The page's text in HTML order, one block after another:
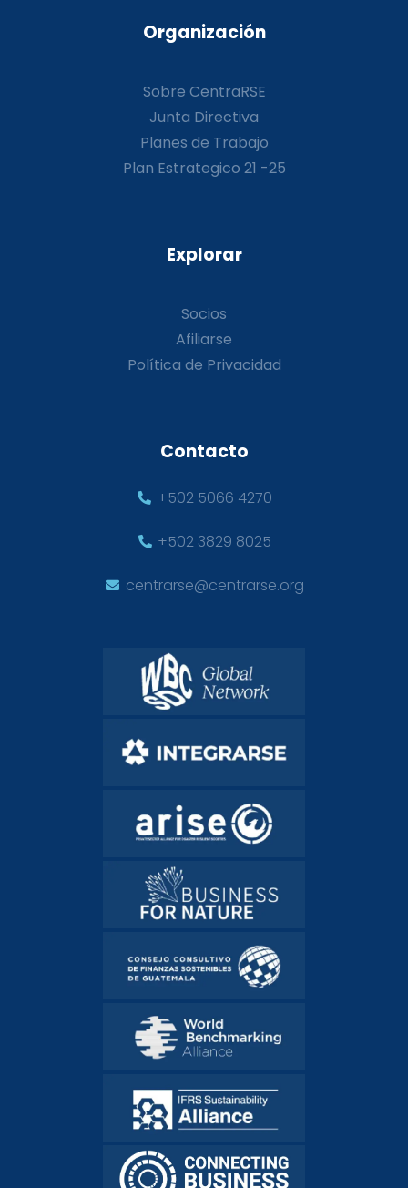
Organización
Sobre CentraRSE
Junta Directiva
Planes de Trabajo
Plan Estrategico 21 -25
Explorar
Socios
Afiliarse
Política de Privacidad
Contacto
+502 5066 4270
+502 3829 8025
centrarse@centrarse.org